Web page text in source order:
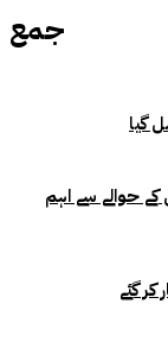
جمع
گیا
کے حوالے سے اہم
گئے